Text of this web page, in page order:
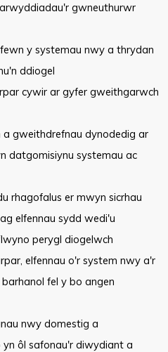
gwneuthurwr
y systemau nwy a thrydan
ddiogel
cywir ar gyfer gweithgarwch
a gweithdrefnau dynodedig ar
datgomisiynu systemau ac
rhagofalus er mwyn sicrhau
elfennau sydd wedi'u
perygl diogelwch
elfennau o'r system nwy a'r
fel y bo angen
nwy domestig a
ôl safonau'r diwydiant a